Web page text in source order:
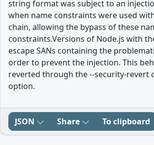
string format was subject to an
when name constraints were used
chain, allowing the bypass of these
constraints.Versions of Node.js with
escape SANs containing the
order to prevent the injection. This
reverted through the --security-revert
option.
JSON Share To clipboard